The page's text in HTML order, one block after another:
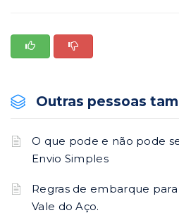
Outras pessoas
O que pode e não pode
Envio Simples
Regras de embarque
Vale do Aço.